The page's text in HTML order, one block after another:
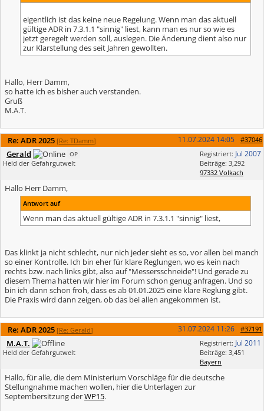
eigentlich ist das keine neue Regelung. Wenn man das aktuell
gültige ADR in 7.3.1.1 "sinnig" liest, kann man es nur so wie es
jetzt geregelt werden soll, auslegen. Die Änderung dient also nur
zur Klarstellung des seit Jahren gewollten.
Hallo, Herr Damm,
so hatte ich es bisher auch verstanden.
Gruß
M.A.T.
Re: ADR 2025 [Re: TDamm] #37046
11.07.2024 14:05
Registriert: Jul 2007
Beiträge: 3,292
97332 Volkach
Gerald OP
Held der Gefahrgutwelt
Hallo Herr Damm,
Antwort auf
Wenn man das aktuell gültige ADR in 7.3.1.1 "sinnig" liest,
Das klinkt ja nicht schlecht, nur nich jeder sieht es so, vor allen bei manch
so einer Kontrolle. Ich bin eher für klare Reglungen, wo es kein nach
rechts bzw. nach links gibt, also auf "Messersschneide"! Und gerade zu
diesem Thema hatten wir hier im Forum schon genug anfragen. Und so
bin ich dann schon froh, dass es ab 01.01.2025 eine klare Reglung gibt.
Die Praxis wird dann zeigen, ob das bei allen angekommen ist.
Re: ADR 2025 [Re: Gerald] #37191
31.07.2024 11:26
Registriert: Jul 2011
Beiträge: 3,451
Bayern
M.A.T.
Held der Gefahrgutwelt
Hallo, für alle, die dem Ministerium Vorschläge für die deutsche
Stellungnahme machen wollen, hier die Unterlagen zur
Septembersitzung derWP15.